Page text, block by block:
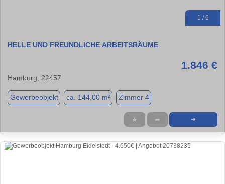
1 / 6
HELLE UND FREUNDLICHE ARBEITSRÄUME
1.846 €
Hamburg, 22457
Gewerbeobjekt ca. 144,00 m² Zimmer 4
★ ➦ ➜